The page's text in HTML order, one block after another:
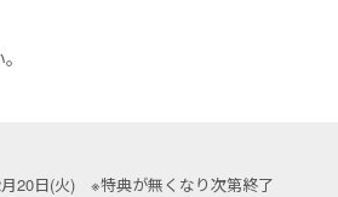
20日(火) ※特典が無くなり次第終了